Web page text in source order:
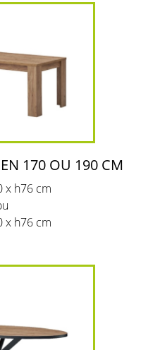
170 OU 190 CM
x h76 cm
x h76 cm